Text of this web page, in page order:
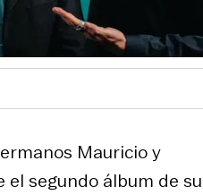
Mauricio y
el segundo álbum de su